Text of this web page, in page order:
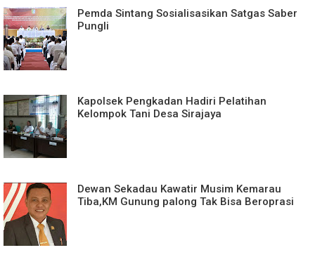
Pemda Sintang Sosialisasikan Satgas Saber
Pungli
Kapolsek Pengkadan Hadiri Pelatihan
Kelompok Tani Desa Sirajaya
Dewan Sekadau Kawatir Musim Kemarau
Tiba,KM Gunung palong Tak Bisa Beroprasi